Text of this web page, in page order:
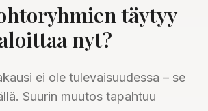
täytyy
nyt?
ei ole tulevaisuudessa – se
Suurin muutos tapahtuu